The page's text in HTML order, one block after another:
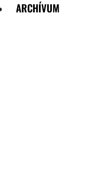
ARCHÍVUM